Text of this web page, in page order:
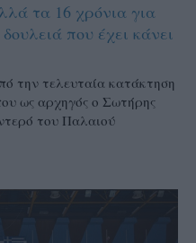
τα 16 χρόνια για
που έχει κάνει
την τελευταία κατάκτηση
ως αρχηγός ο Σωτήρης
του Παλαιού